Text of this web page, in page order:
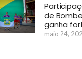
de
ganha
maio 24,